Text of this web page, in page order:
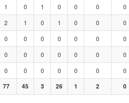
1 0 1 0 0 0 0
2 1 0 1 0 0 0
0 0 0 0 0 0 0
0 0 0 0 0 0 0
0 0 0 0 0 0 0
77 45 3 26 1 2 0